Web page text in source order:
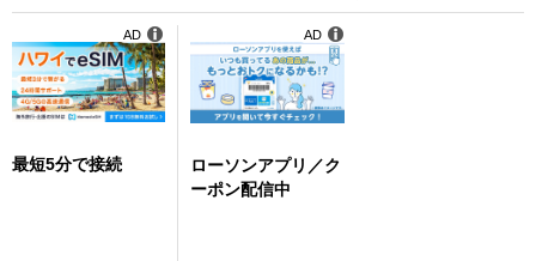
最短5分で接続
AD
ローソンアプリ／ク
ーポン配信中
AD